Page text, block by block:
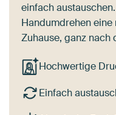
einfach
Handumdrehen
Zuhause, ganz nach
Hochwertige
Einfach